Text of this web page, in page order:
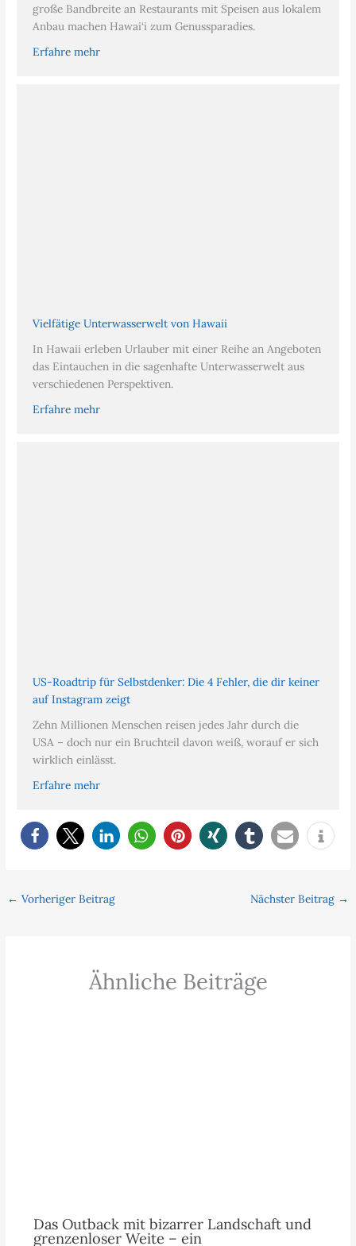
große Bandbreite an Restaurants mit Speisen aus lokalem
Anbau machen Hawai‘i zum Genussparadies.
Erfahre mehr
Vielfätige Unterwasserwelt von Hawaii
In Hawaii erleben Urlauber mit einer Reihe an Angeboten
das Eintauchen in die sagenhafte Unterwasserwelt aus
verschiedenen Perspektiven.
Erfahre mehr
US-Roadtrip für Selbstdenker: Die 4 Fehler, die dir keiner
auf Instagram zeigt
Zehn Millionen Menschen reisen jedes Jahr durch die
USA – doch nur ein Bruchteil davon weiß, worauf er sich
wirklich einlässt.
Erfahre mehr
← Vorheriger Beitrag Nächster Beitrag →
Ähnliche Beiträge
Das Outback mit bizarrer Landschaft und
grenzenloser Weite – ein